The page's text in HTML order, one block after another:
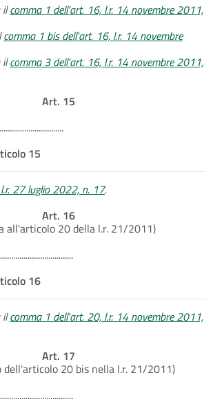
ilcomma 1 dell'art. 16, l.r. 14 novembre 2011,
comma 1 bis dell'art. 16, l.r. 14 novembre
ilcomma 3 dell'art. 16, l.r. 14 novembre 2011,
Art. 15
15
27 luglio 2022, n. 17.
Art. 16
all'articolo 20 della l.r. 21/2011)
16
ilcomma 1 dell'art. 20, l.r. 14 novembre 2011,
Art. 17
dell'articolo 20 bis nella l.r. 21/2011)